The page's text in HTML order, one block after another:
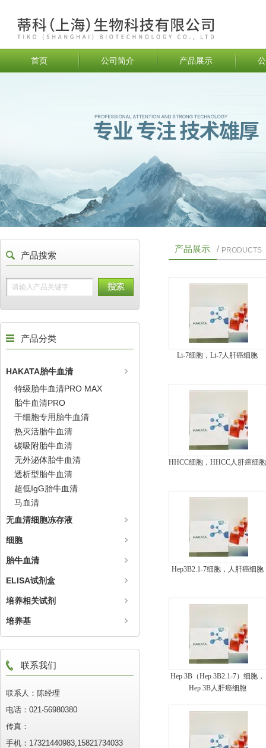
首页 公司简介 产品展示
产品搜索
产品分类
HAKATA胎牛血清
特级胎牛血清PRO MAX
胎牛血清PRO
干细胞专用胎牛血清
热灭活胎牛血清
碳吸附胎牛血清
无外泌体胎牛血清
透析型胎牛血清
超低IgG胎牛血清
马血清
无血清细胞冻存液
细胞
胎牛血清
ELISA试剂盒
培养相关试剂
培养基
联系我们
联系人：陈经理
电话：021-56980380
传真：
手机：17321440983,15821734033
产品展示 / PRODUCTS
Li-7细胞，Li-7人肝癌细胞
HHCC细胞，HHCC人肝癌细胞
Hep3B2.1-7细胞，人肝癌细胞
Hep 3B（Hep 3B2.1-7）细胞，
Hep 3B人肝癌细胞